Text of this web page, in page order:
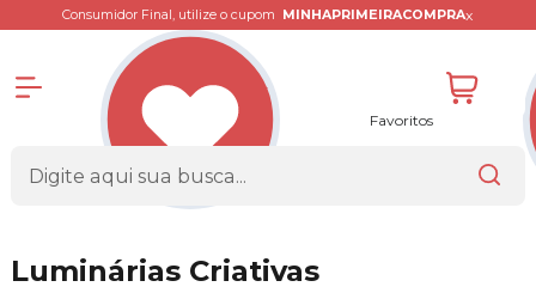
Consumidor Final, utilize o cupom MINHAPRIMEIRACOMPRAx
Favoritos
Luminárias Criativas